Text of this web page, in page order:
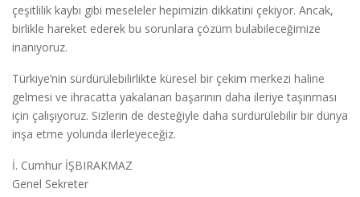
çeşitlilik kaybı gibi meseleler hepimizin dikkatini çekiyor. Ancak,
birlikle hareket ederek bu sorunlara çözüm bulabileceğimize
inanıyoruz.
Türkiye’nin sürdürülebilirlikte küresel bir çekim merkezi haline
gelmesi ve ihracatta yakalanan başarının daha ileriye taşınması
için çalışıyoruz. Sizlerin de desteğiyle daha sürdürülebilir bir dünya
inşa etme yolunda ilerleyeceğiz.
İ. Cumhur İŞBIRAKMAZ
Genel Sekreter